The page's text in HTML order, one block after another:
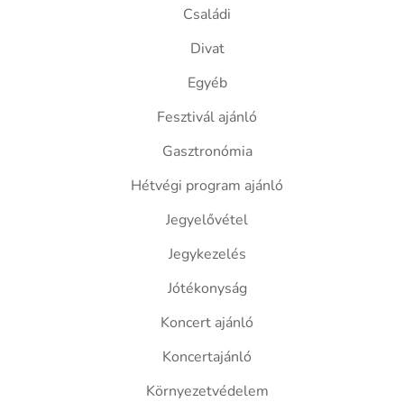
Családi
Divat
Egyéb
Fesztivál ajánló
Gasztronómia
Hétvégi program ajánló
Jegyelővétel
Jegykezelés
Jótékonyság
Koncert ajánló
Koncertajánló
Környezetvédelem